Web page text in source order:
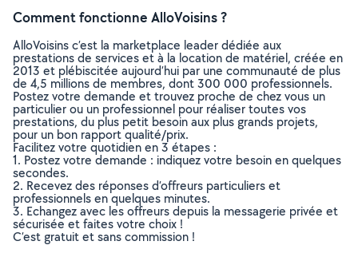
Comment fonctionne AlloVoisins ?
AlloVoisins c’est la marketplace leader dédiée aux
prestations de services et à la location de matériel, créée en
2013 et plébiscitée aujourd’hui par une communauté de plus
de 4,5 millions de membres, dont 300 000 professionnels.
Postez votre demande et trouvez proche de chez vous un
particulier ou un professionnel pour réaliser toutes vos
prestations, du plus petit besoin aux plus grands projets,
pour un bon rapport qualité/prix.
Facilitez votre quotidien en 3 étapes :
1. Postez votre demande : indiquez votre besoin en quelques
secondes.
2. Recevez des réponses d’offreurs particuliers et
professionnels en quelques minutes.
3. Echangez avec les offreurs depuis la messagerie privée et
sécurisée et faites votre choix !
C’est gratuit et sans commission !